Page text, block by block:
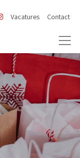
Vacatures Contact